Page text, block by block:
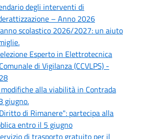
degli interventi di
– Anno 2026
scolastico 2026/2027: un aiuto
Esperto in Elettrotecnica
di Vigilanza (CCVLPS) -
alla viabilità in Contrada
giugno.
di Rimanere": partecipa alla
entro il 5 giugno
di trasporto gratuito per il